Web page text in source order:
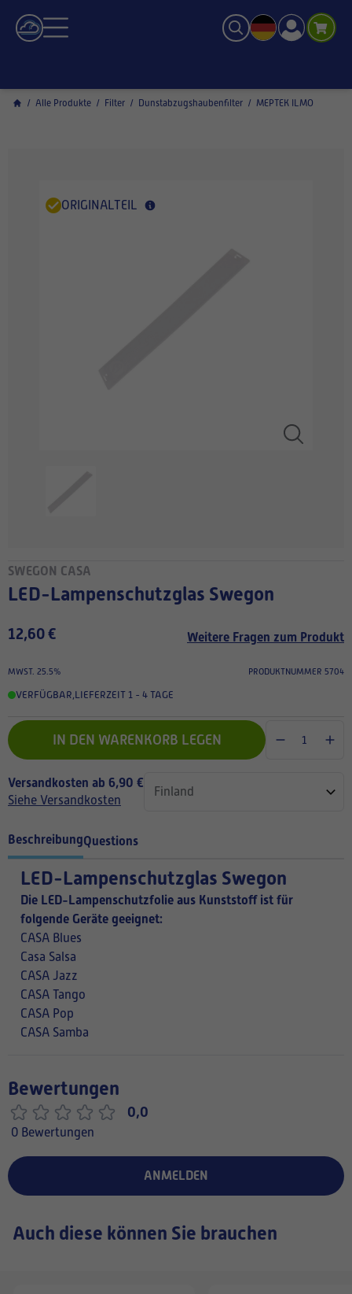
/ Alle Produkte / Filter / Dunstabzugshaubenfilter / MEPTEK ILMO
ORIGINALTEIL
SWEGON CASA
LED-Lampenschutzglas Swegon
12,60 € Weitere Fragen zum Produkt
MWST. 25.5% PRODUKTNUMMER 5704
VERFÜGBAR,LIEFERZEIT 1 - 4 TAGE
IN DEN WARENKORB LEGEN
Versandkosten ab 6,90 €
Siehe Versandkosten
BeschreibungQuestions
LED-Lampenschutzglas Swegon
Die LED-Lampenschutzfolie aus Kunststoff ist für
folgende Geräte geeignet:
CASA Blues
Casa Salsa
CASA Jazz
CASA Tango
CASA Pop
CASA Samba
Bewertungen
0,0
0 Bewertungen
ANMELDEN
Auch diese können Sie brauchen